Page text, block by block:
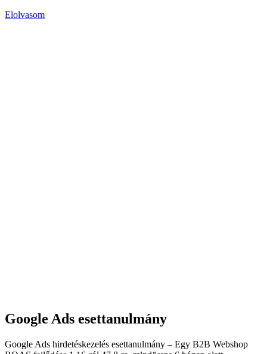
Elolvasom
Google Ads esettanulmány
Google Ads hirdetéskezelés esettanulmány – Egy B2B Webshop